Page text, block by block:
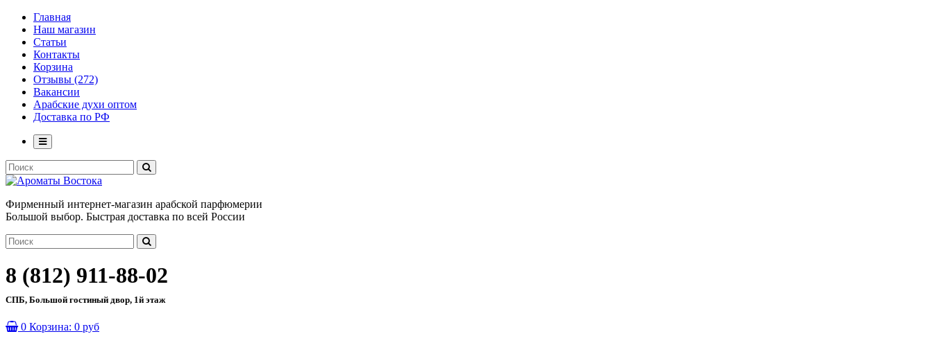
Главная
Наш магазин
Статьи
Контакты
Корзина
Отзывы (272)
Вакансии
Арабские духи оптом
Доставка по РФ
Фирменный интернет-магазин арабской парфюмерии
Большой выбор. Быстрая доставка по всей России
8 (812) 911-88-02
СПБ, Большой гостиный двор, 1й этаж
0 Корзина: 0 руб